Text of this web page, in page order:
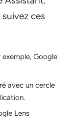
ces
Google
avec un cercle
Lens